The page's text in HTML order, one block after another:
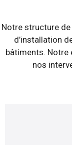
Notre structure
d’installation
bâtiments. Notre
nos